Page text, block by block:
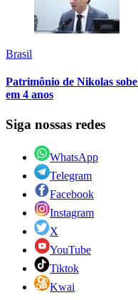
Brasil
Patrimônio de Nikolas
em 4 anos
Siga nossas redes
WhatsApp
Telegram
Facebook
Instagram
X
YouTube
Tiktok
Kwai